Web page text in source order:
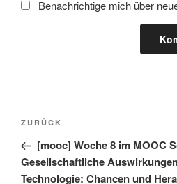
Benachrichtige mich über
Beitragsnavigation
Vorheriger
Beitrag
ZURÜCK
[mooc] Woche 8 im MOOC
Gesellschaftliche
Technologie: Chancen und